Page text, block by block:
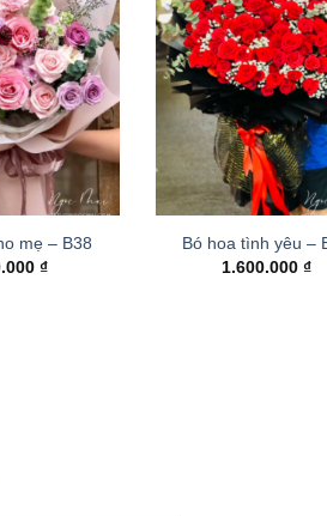
mẹ – B38
₫
Bó hoa tình yêu –
1.600.000 ₫